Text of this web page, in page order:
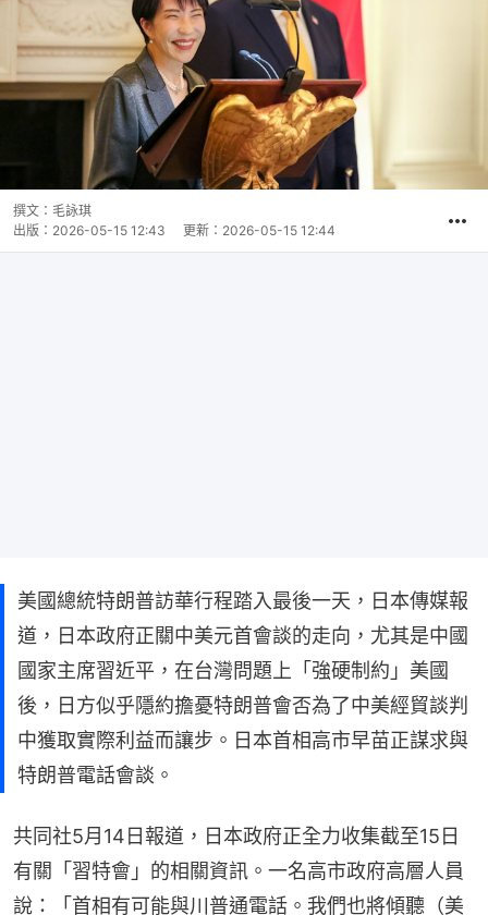
撰文： 毛詠琪
出版： 2026-05-15 12:43 更新： 2026-05-15 12:44
美國總統特朗普訪華行程踏入最後一天，日本傳媒報
道，日本政府正關中美元首會談的走向，尤其是中國
國家主席習近平，在台灣問題上「強硬制約」美國
後，日方似乎隱約擔憂特朗普會否為了中美經貿談判
中獲取實際利益而讓步。日本首相高市早苗正謀求與
特朗普電話會談。
共同社5月14日報道，日本政府正全力收集截至15日
有關「習特會」的相關資訊。一名高市政府高層人員
說：「首相有可能與川普通電話。我們也將傾聽（美